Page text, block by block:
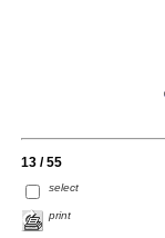
13 / 55
select
print